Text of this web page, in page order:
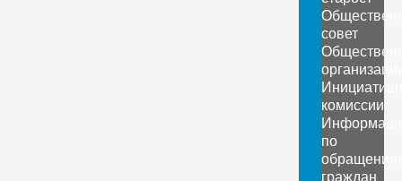
совет
комиссии
по
граждан